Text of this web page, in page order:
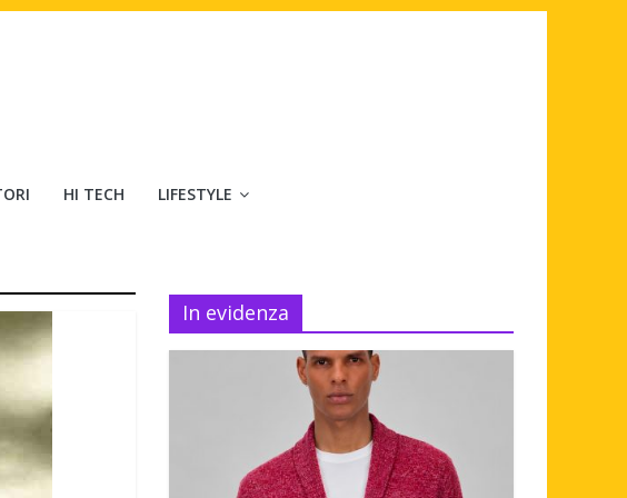
HI TECH LIFESTYLE
In evidenza